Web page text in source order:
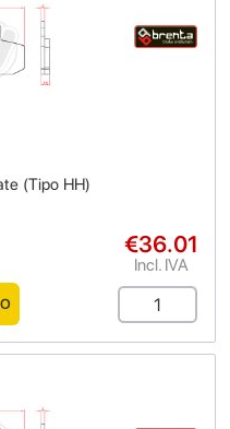
(Tipo HH)
€36.01
Incl. IVA